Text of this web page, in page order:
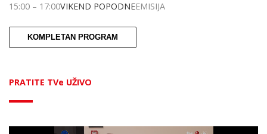
15:00 – 17:00VIKEND POPODNEEMISIJA
KOMPLETAN PROGRAM
PRATITE TVe UŽIVO